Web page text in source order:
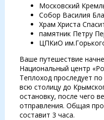
Московский
Собор Василия
Храм Христа
памятник Петру
ЦПКиО
Ваше путешествие
Национальный центр
Теплоход проследует
всю столицу до
остановку, после чего
отправления. Общая
составит 3 часа.